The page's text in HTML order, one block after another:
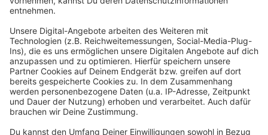
Sozialversicherungsausweise.
Wer online Dokumente anfordern oder Anträge stellen
möchte, sollte daher immer genau prüfen, ob er sich
tatsächlich auf einer offiziellen Website von Behörden
oder Ämtern befindet. Dabei hilft auch ein Blick in das
Impressum. Denjenigen, denen eine Rechnung oder
bereits eine Mahnung eines Inkasso-Unternehmens ins